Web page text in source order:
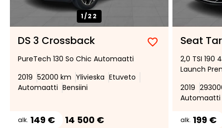
1/22
DS 3 Crossback
Lisää
suosikiksi
Poista
suosikeista
PureTech 130 So Chic Automaatti
2019 52000 km Ylivieska Etuveto
Automaatti Bensiini
alk. 149 € 14 500 €
Seat
2,0 TSI 190
Launch
2019
Automaatti
alk. 199 €